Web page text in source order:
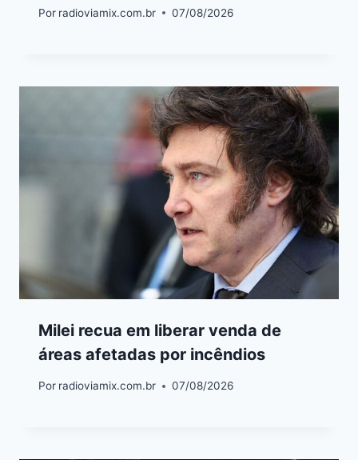
Por radioviamix.com.br 07/08/2026
Milei recua em liberar venda de
áreas afetadas por incêndios
Por radioviamix.com.br 07/08/2026